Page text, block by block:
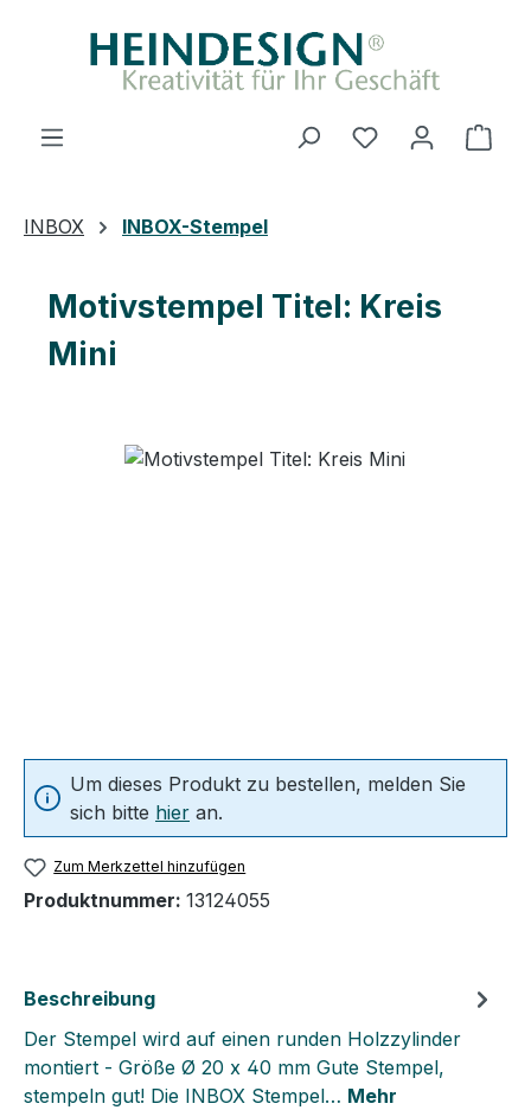
Zum Hauptinhalt springen
Du hast 0
INBOX INBOX-Stempel
Motivstempel Titel: Kreis
Mini
Um dieses Produkt zu bestellen, melden Sie
sich bitte hier an.
Zum Merkzettel hinzufügen
Produktnummer: 13124055
Beschreibung
Der Stempel wird auf einen runden Holzzylinder
montiert - Größe Ø 20 x 40 mm Gute Stempel,
stempeln gut! Die INBOX Stempel… Mehr